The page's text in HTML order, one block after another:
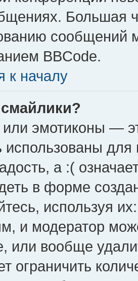
Большая
сообщений
BBCode.
к началу
эмотиконы —
использованы
а :(
в форме
используя
и модератор
или вообще
ограничить